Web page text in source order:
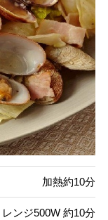
加熱約10分
レンジ500W 約10分